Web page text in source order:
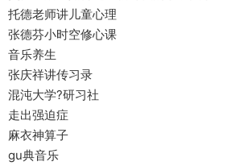
托德老师讲儿童心理
张德芬小时空修心课
音乐养生
张庆祥讲传习录
混沌大学?研习社
走出强迫症
麻衣神算子
gu典音乐